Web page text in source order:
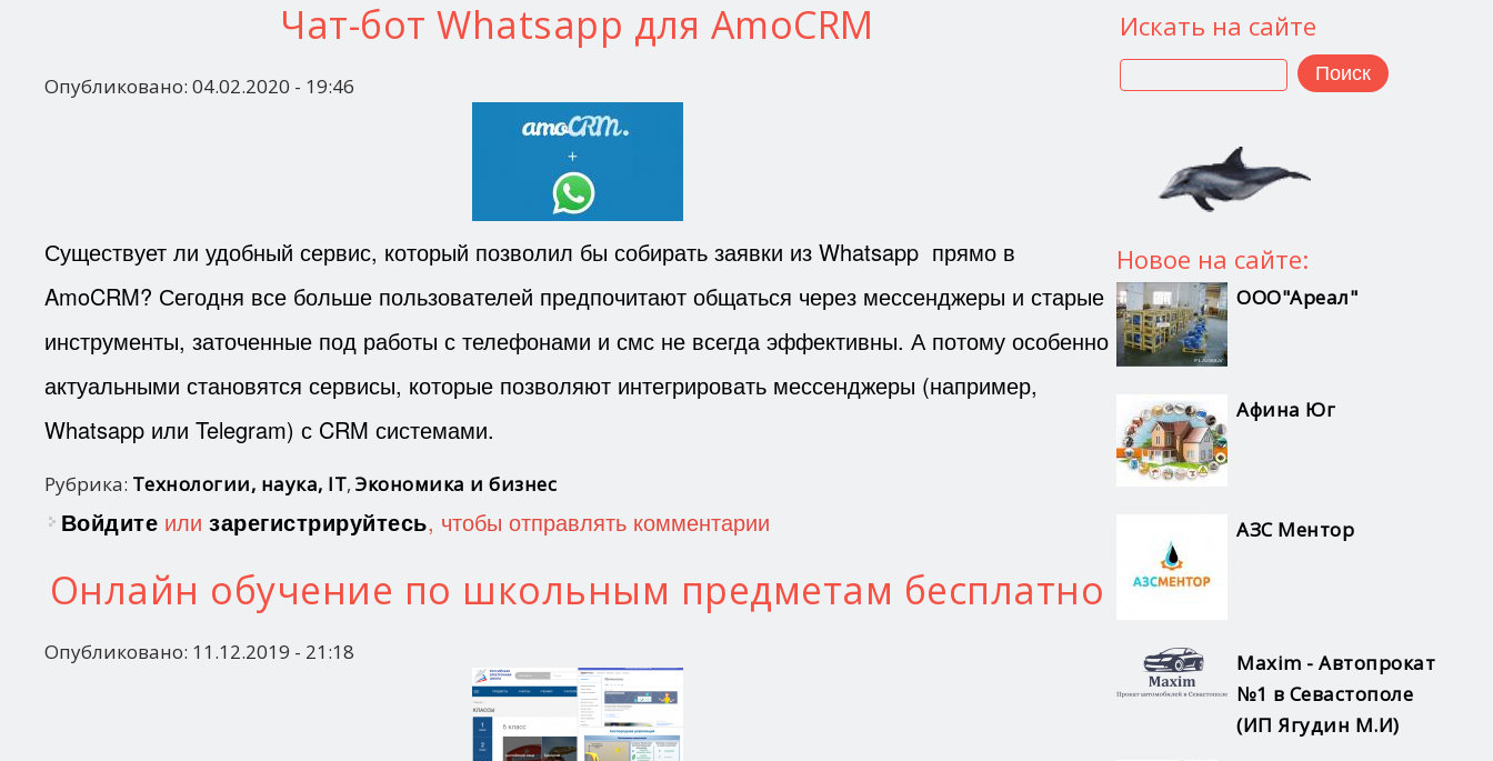
Чат-бот Whatsapp для AmoCRM
Опубликовано: 04.02.2020 - 19:46
Существует ли удобный сервис, который позволил бы собирать заявки из Whatsapp прямо в
AmoCRM? Сегодня все больше пользователей предпочитают общаться через мессенджеры и старые
инструменты, заточенные под работы с телефонами и смс не всегда эффективны. А потому особенно
актуальными становятся сервисы, которые позволяют интегрировать мессенджеры (например,
Whatsapp или Telegram) с CRM системами.
Рубрика: Технологии, наука, IT, Экономика и бизнес
Войдите или зарегистрируйтесь, чтобы отправлять комментарии
Онлайн обучение по школьным предметам бесплатно
Опубликовано: 11.12.2019 - 21:18
Искать на сайте
Поиск
Новое на сайте:
ООО"Ареал"
Афина Юг
АЗС Ментор
Maxim - Автопрокат
№1 в Севастополе
(ИП Ягудин М.И)